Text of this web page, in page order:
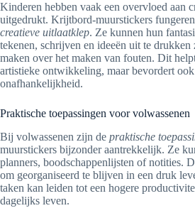
Kinderen hebben vaak een overvloed aan
uitgedrukt. Krijtbord-muurstickers
creatieve uitlaatklep. Ze kunnen hun
tekenen, schrijven en ideeën uit te drukken
maken over het maken van fouten. Dit
artistieke ontwikkeling, maar bevordert
onafhankelijkheid.
Praktische toepassingen voor volwassenen
Bij volwassenen zijn de praktische
muurstickers bijzonder aantrekkelijk. Ze
planners, boodschappenlijsten of notities.
om georganiseerd te blijven in een druk
taken kan leiden tot een hogere
dagelijks leven.